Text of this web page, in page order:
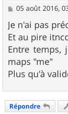
M
s
s
a
g
e
05 août 2016,
Je n'ai pas
Et au pire
Entre temps,
maps "me"
Plus qu'à
Répondre